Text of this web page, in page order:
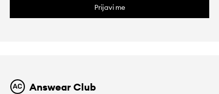
Prijavi me
Answear Club